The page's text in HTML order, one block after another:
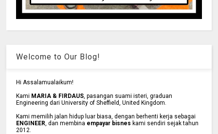
Welcome to Our Blog!
Hi Assalamualaikum!
Kami MARIA & FIRDAUS , pasangan suami isteri, graduan
Engineering dari University of Sheffield, United Kingdom.
Kami memilih jalan hidup luar biasa, dengan berhenti kerja sebagai
ENGINEER , dan membina empayar bisnes kami sendiri sejak tahun
2012.